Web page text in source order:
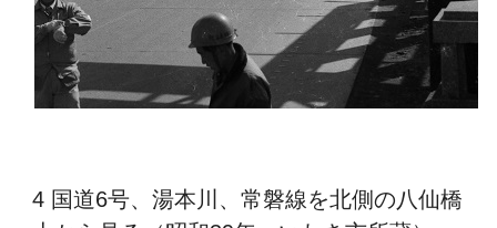
4 国道6号、湯本川、常磐線を北側の八仙橋